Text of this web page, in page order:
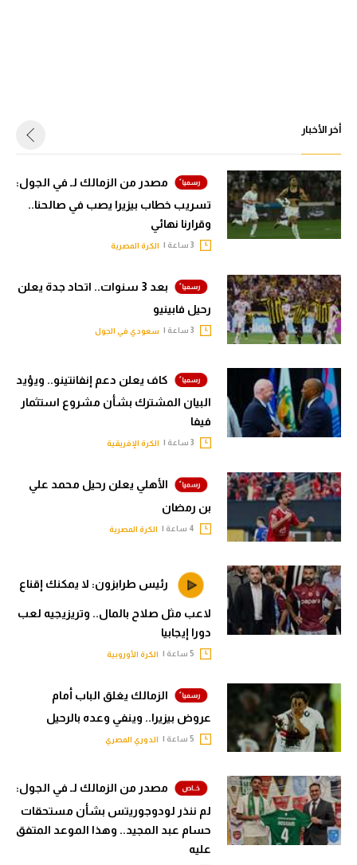
أخر الأخبار
مصدر من الزمالك لـ في الجول:
تسريب خطاب بيزيرا يصب في صالحنا..
وقرارنا نهائي
الكرة المصرية
بعد 3 سنوات.. اتحاد جدة يعلن
رحيل فابينيو
سعودي في الجول
كاف يعلن دعم إنفانتينو.. ويؤيد
البيان المشترك بشأن مشروع استثمار
فيفا
الكرة الإفريقية
الأهلي يعلن رحيل محمد علي
بن رمضان
الكرة المصرية
رئيس طرابزون: لا يمكنك إقناع
لاعب مثل صلاح بالمال.. وتريزيجيه لعب
دورا إيجابيا
الكرة الأوروبية
الزمالك يغلق الباب أمام
عروض بيزيرا.. وينفي وعده بالرحيل
الدوري المصري
مصدر من الزمالك لـ في الجول:
لم ننذر لودوجوريتس بشأن مستحقات
حسام عبد المجيد.. وهذا الموعد المتفق
عليه